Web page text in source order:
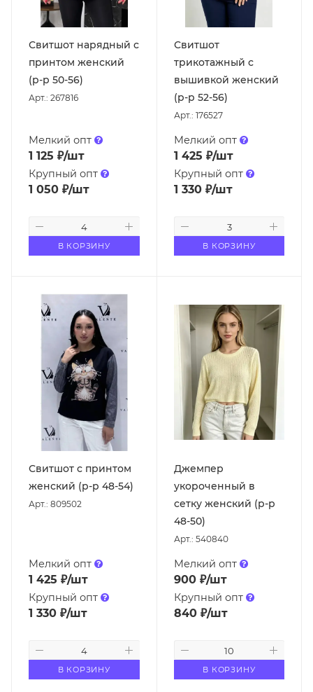
Свитшот нарядный с
принтом женский
(р-р 50-56)
Арт.: 267816
Мелкий опт
1 125 ₽/шт
Крупный опт
1 050 ₽/шт
В КОРЗИНУ
Свитшот
трикотажный с
вышивкой женский
(р-р 52-56)
Арт.: 176527
Мелкий опт
1 425 ₽/шт
Крупный опт
1 330₽/шт
В КОРЗИНУ
Свитшот с принтом
женский (р-р 48-54)
Арт.: 809502
Мелкий опт
1 425 ₽/шт
Крупный опт
1 330 ₽/шт
В КОРЗИНУ
Джемпер
укороченный в
сетку женский (р-р
48-50)
Арт.: 540840
Мелкий опт
900₽/шт
Крупный опт
840₽/шт
В КОРЗИНУ